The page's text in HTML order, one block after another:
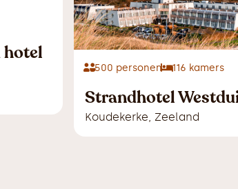
hotel
500 personen 116 kamers
Strandhotel
Koudekerke, Zeeland